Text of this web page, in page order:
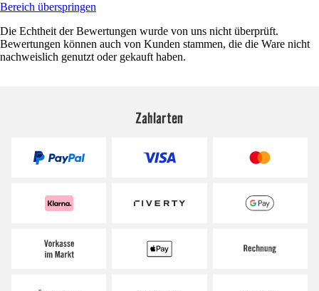
Bereich überspringen
Die Echtheit der Bewertungen wurde von uns nicht überprüft.
Bewertungen können auch von Kunden stammen, die die Ware nicht
nachweislich genutzt oder gekauft haben.
Zahlarten